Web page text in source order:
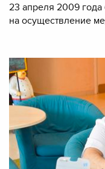
23 апреля 2009
на осуществление